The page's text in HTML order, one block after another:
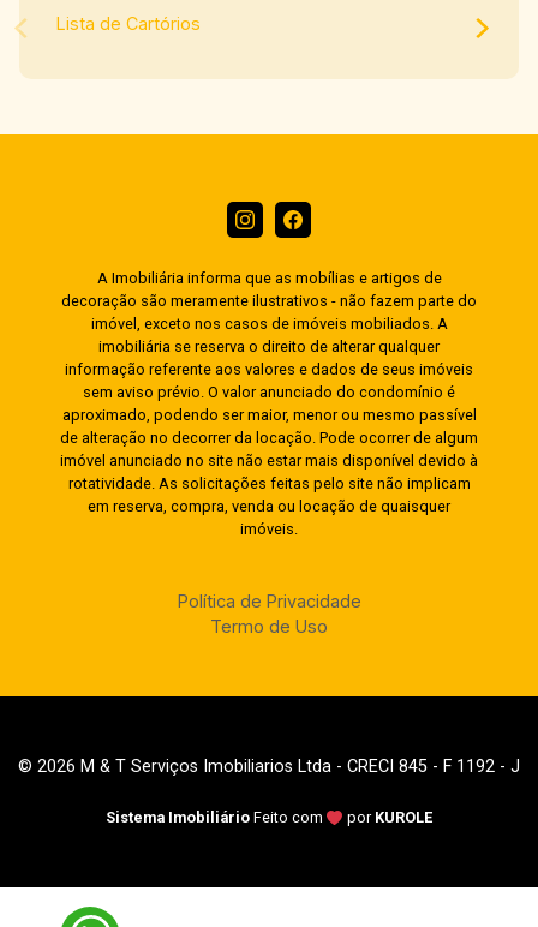
Lista de Cartórios
A Imobiliária informa que as mobílias e artigos de
decoração são meramente ilustrativos - não fazem parte do
imóvel, exceto nos casos de imóveis mobiliados. A
imobiliária se reserva o direito de alterar qualquer
informação referente aos valores e dados de seus imóveis
sem aviso prévio. O valor anunciado do condomínio é
aproximado, podendo ser maior, menor ou mesmo passível
de alteração no decorrer da locação. Pode ocorrer de algum
imóvel anunciado no site não estar mais disponível devido à
rotatividade. As solicitações feitas pelo site não implicam
em reserva, compra, venda ou locação de quaisquer
imóveis.
Política de Privacidade
Termo de Uso
© 2026 M & T Serviços Imobiliarios Ltda - CRECI 845 - F 1192 - J
Sistema Imobiliário Feito com por KUROLE